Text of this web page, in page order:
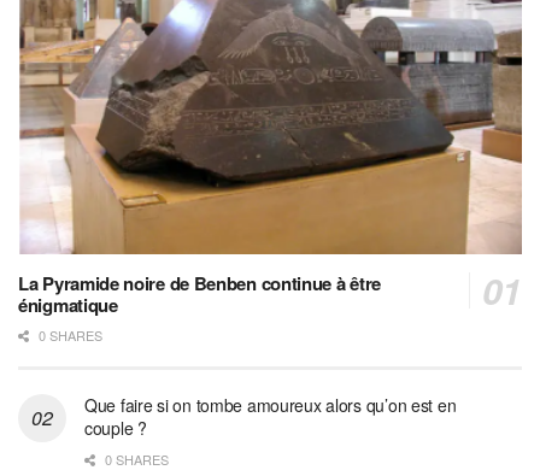
La Pyramide noire de Benben continue à être
énigmatique
0 SHARES
Que faire si on tombe amoureux alors qu’on est en
couple ?
0 SHARES